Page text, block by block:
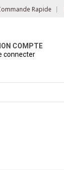
Rapide
COMPTE
connecter